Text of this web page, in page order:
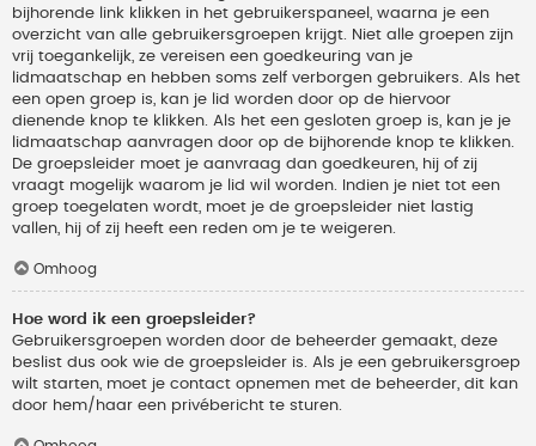
bijhorende link klikken in het gebruikerspaneel, waarna je een
overzicht van alle gebruikersgroepen krijgt. Niet alle groepen zijn
vrij toegankelijk, ze vereisen een goedkeuring van je
lidmaatschap en hebben soms zelf verborgen gebruikers. Als het
een open groep is, kan je lid worden door op de hiervoor
dienende knop te klikken. Als het een gesloten groep is, kan je je
lidmaatschap aanvragen door op de bijhorende knop te klikken.
De groepsleider moet je aanvraag dan goedkeuren, hij of zij
vraagt mogelijk waarom je lid wil worden. Indien je niet tot een
groep toegelaten wordt, moet je de groepsleider niet lastig
vallen, hij of zij heeft een reden om je te weigeren.
Omhoog
Hoe word ik een groepsleider?
Gebruikersgroepen worden door de beheerder gemaakt, deze
beslist dus ook wie de groepsleider is. Als je een gebruikersgroep
wilt starten, moet je contact opnemen met de beheerder, dit kan
door hem/haar een privébericht te sturen.